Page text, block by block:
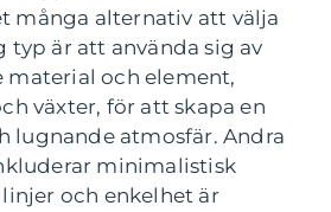
många alternativ att välja
typ är att använda sig av
material och element,
växter, för att skapa en
lugnande atmosfär. Andra
minimalistisk
och enkelhet är